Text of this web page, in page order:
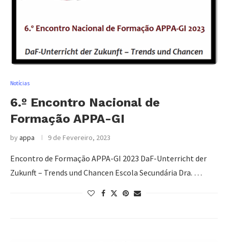
Notícias
6.º Encontro Nacional de
Formação APPA-GI
byappa 9 de Fevereiro, 2023
Encontro de Formação APPA-GI 2023 DaF-Unterricht der
Zukunft – Trends und Chancen Escola Secundária Dra. …